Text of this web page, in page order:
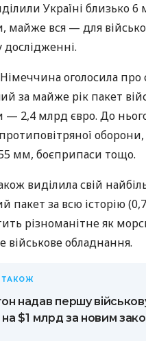
Україні близько 6
майже вся — для
дослідженні.
оголосила про
за майже рік пакет
— 2,4 млрд євро. До
оборони,
мм, боєприпаси тощо.
виділила свій
пакет за всю історію
різноманітне як
військове обладнання.
ТАКОЖ
надав першу
на $1 млрд за новим